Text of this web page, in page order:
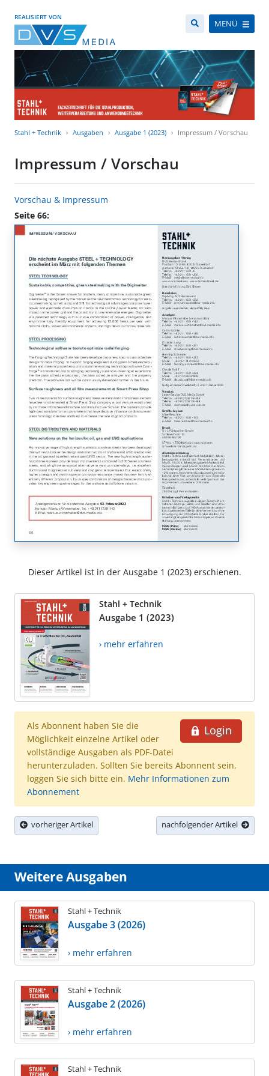
REALISIERT VON
MENÜ
Stahl + Technik Ausgaben Ausgabe 1 (2023) Impressum / Vorschau
Impressum / Vorschau
Vorschau & Impressum
Seite 66:
Dieser Artikel ist in der Ausgabe 1 (2023) erschienen.
Stahl + Technik
Ausgabe 1 (2023)
› mehr erfahren
Login
Als Abonnent haben Sie die
Möglichkeit einzelne Artikel oder
vollständige Ausgaben als PDF-Datei
herunterzuladen. Sollten Sie bereits Abonnent sein,
loggen Sie sich bitte ein. Mehr Informationen zum
Abonnement
vorheriger Artikel nachfolgender Artikel
Weitere Ausgaben
Stahl + Technik
Ausgabe 3 (2026)
› mehr erfahren
Stahl + Technik
Ausgabe 2 (2026)
› mehr erfahren
Stahl + Technik